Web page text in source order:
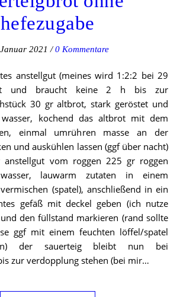
hefezugabe
2021 / 0 Kommentare
und braucht keine 2 h bis zur
30 gr altbrot, stark geröstet und
kochend das altbrot mit dem
einmal umrühren masse an der
und auskühlen lassen (ggf über nacht)
anstellgut vom roggen 225 gr roggen
lauwarm zutaten in einem
(spatel), anschließend in ein
gefäß mit deckel geben (ich nutze
den füllstand markieren (rand sollte
ggf mit einem feuchten löffel/spatel
der sauerteig bleibt nun bei
zur verdopplung stehen (bei mir…